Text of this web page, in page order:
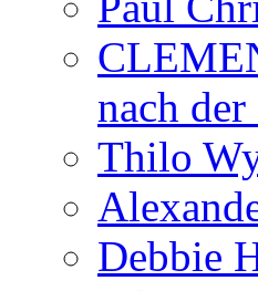
nach
Thilo
Debbie